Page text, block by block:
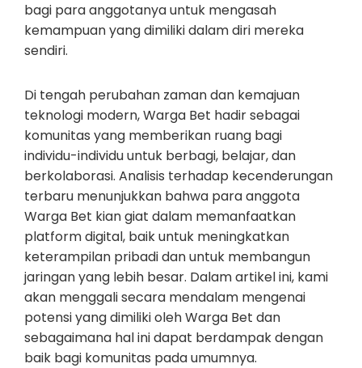
bagi para anggotanya untuk mengasah
kemampuan yang dimiliki dalam diri mereka
sendiri.
Di tengah perubahan zaman dan kemajuan
teknologi modern, Warga Bet hadir sebagai
komunitas yang memberikan ruang bagi
individu-individu untuk berbagi, belajar, dan
berkolaborasi. Analisis terhadap kecenderungan
terbaru menunjukkan bahwa para anggota
Warga Bet kian giat dalam memanfaatkan
platform digital, baik untuk meningkatkan
keterampilan pribadi dan untuk membangun
jaringan yang lebih besar. Dalam artikel ini, kami
akan menggali secara mendalam mengenai
potensi yang dimiliki oleh Warga Bet dan
sebagaimana hal ini dapat berdampak dengan
baik bagi komunitas pada umumnya.